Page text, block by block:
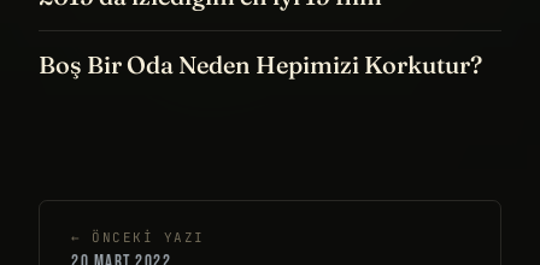
Boş Bir Oda Neden Hepimizi Korkutur?
← ÖNCEKI YAZI